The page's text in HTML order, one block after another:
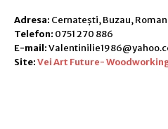
Adresa: Cernatești, Buzau,
Telefon: 0751 270 886
E-mail:
Site:Vei Art Future-